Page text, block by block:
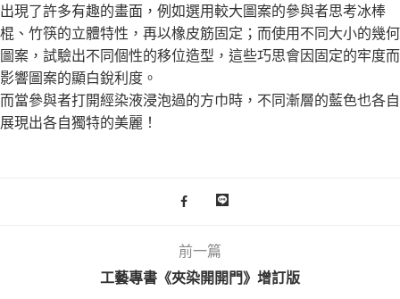
出現了許多有趣的畫面，例如選用較大圖案的參與者思考冰棒
棍、竹筷的立體特性，再以橡皮筋固定；而使用不同大小的幾何
圖案，試驗出不同個性的移位造型，這些巧思會因固定的牢度而
影響圖案的顯白銳利度。
而當參與者打開經染液浸泡過的方巾時，不同漸層的藍色也各自
展現出各自獨特的美麗！
前一篇
工藝專書《夾染開開門》增訂版